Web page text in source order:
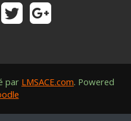
par LMSACE.com. Powered